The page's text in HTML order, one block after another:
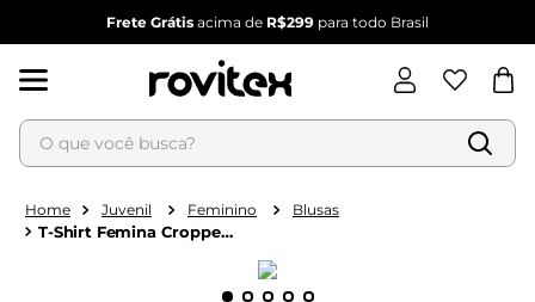
Frete Grátis acima de R$299 para todo Brasil
O que você busca?
Juvenil Feminino Blusas
T-Shirt Femina Cropped
Termos mais buscados
º
blusa feminina
vestido feminino